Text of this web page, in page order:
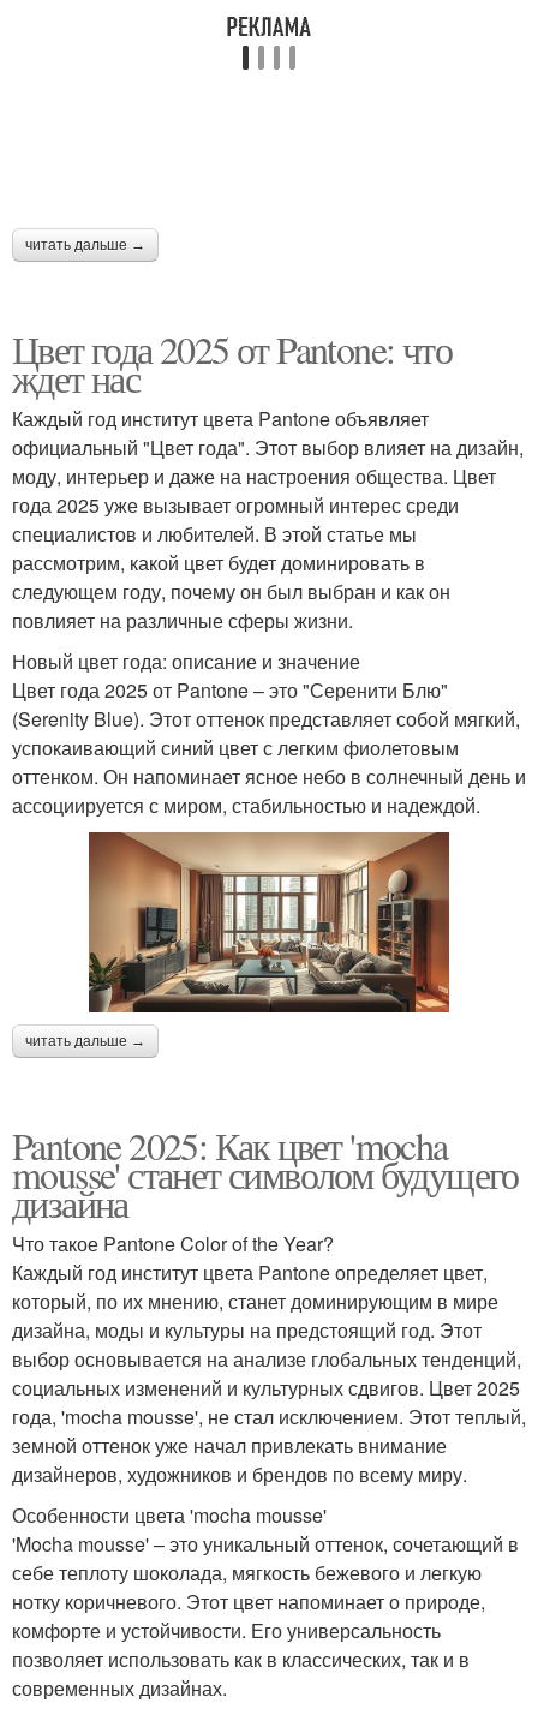
читать дальше →
Цвет года 2025 от Pantone: что
ждет нас
Каждый год институт цвета Pantone объявляет
официальный "Цвет года". Этот выбор влияет на дизайн,
моду, интерьер и даже на настроения общества. Цвет
года 2025 уже вызывает огромный интерес среди
специалистов и любителей. В этой статье мы
рассмотрим, какой цвет будет доминировать в
следующем году, почему он был выбран и как он
повлияет на различные сферы жизни.
Новый цвет года: описание и значение
Цвет года 2025 от Pantone – это "Серенити Блю"
(Serenity Blue). Этот оттенок представляет собой мягкий,
успокаивающий синий цвет с легким фиолетовым
оттенком. Он напоминает ясное небо в солнечный день и
ассоциируется с миром, стабильностью и надеждой.
читать дальше →
Pantone 2025: Как цвет 'mocha
mousse' станет символом будущего
дизайна
Что такое Pantone Color of the Year?
Каждый год институт цвета Pantone определяет цвет,
который, по их мнению, станет доминирующим в мире
дизайна, моды и культуры на предстоящий год. Этот
выбор основывается на анализе глобальных тенденций,
социальных изменений и культурных сдвигов. Цвет 2025
года, 'mocha mousse', не стал исключением. Этот теплый,
земной оттенок уже начал привлекать внимание
дизайнеров, художников и брендов по всему миру.
Особенности цвета 'mocha mousse'
'Mocha mousse' – это уникальный оттенок, сочетающий в
себе теплоту шоколада, мягкость бежевого и легкую
нотку коричневого. Этот цвет напоминает о природе,
комфорте и устойчивости. Его универсальность
позволяет использовать как в классических, так и в
современных дизайнах.